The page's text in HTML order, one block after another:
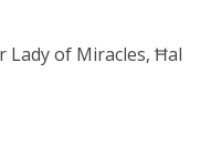
Lady of Miracles, Ħal